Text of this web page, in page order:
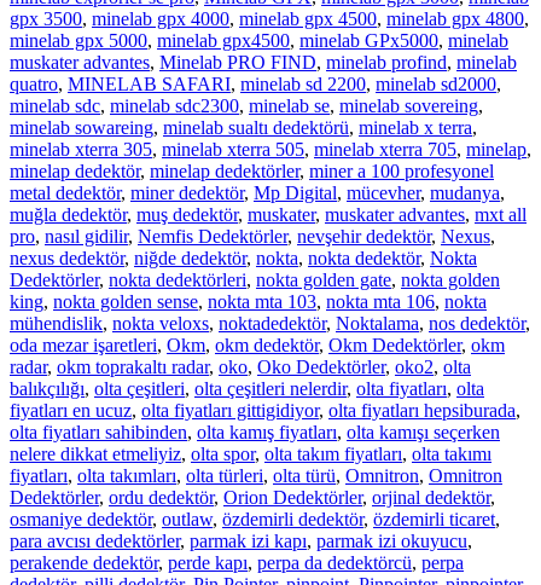
gpx 3500, minelab gpx 4000, minelab gpx 4500, minelab gpx 4800,
minelab gpx 5000, minelab gpx4500, minelab GPx5000, minelab
muskater advantes, Minelab PRO FIND, minelab profind, minelab
quatro, MINELAB SAFARI, minelab sd 2200, minelab sd2000,
minelab sdc, minelab sdc2300, minelab se, minelab sovereing,
minelab sowareing, minelab sualtı dedektörü, minelab x terra,
minelab xterra 305, minelab xterra 505, minelab xterra 705, minelap,
minelap dedektör, minelap dedektörler, miner a 100 profesyonel
metal dedektör, miner dedektör, Mp Digital, mücevher, mudanya,
muğla dedektör, muş dedektör, muskater, muskater advantes, mxt all
pro, nasıl gidilir, Nemfis Dedektörler, nevşehir dedektör, Nexus,
nexus dedektör, niğde dedektör, nokta, nokta dedektör, Nokta
Dedektörler, nokta dedektörleri, nokta golden gate, nokta golden
king, nokta golden sense, nokta mta 103, nokta mta 106, nokta
mühendislik, nokta veloxs, noktadedektör, Noktalama, nos dedektör,
oda mezar işaretleri, Okm, okm dedektör, Okm Dedektörler, okm
radar, okm toprakaltı radar, oko, Oko Dedektörler, oko2, olta
balıkçılığı, olta çeşitleri, olta çeşitleri nelerdir, olta fiyatları, olta
fiyatları en ucuz, olta fiyatları gittigidiyor, olta fiyatları hepsiburada,
olta fiyatları sahibinden, olta kamış fiyatları, olta kamışı seçerken
nelere dikkat etmeliyiz, olta spor, olta takım fiyatları, olta takımı
fiyatları, olta takımları, olta türleri, olta türü, Omnitron, Omnitron
Dedektörler, ordu dedektör, Orion Dedektörler, orjinal dedektör,
osmaniye dedektör, outlaw, özdemirli dedektör, özdemirli ticaret,
para avcısı dedektörler, parmak izi kapı, parmak izi okuyucu,
perakende dedektör, perde kapı, perpa da dedektörcü, perpa